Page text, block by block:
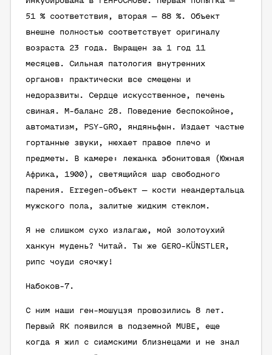
51 % соответствия, вторая — 88 %. Объект
внешне полностью соответствует оригиналу
возраста 23 года. Выращен за 1 год 11
месяцев. Сильная патология внутренних
органов: практически все смещены и
недоразвиты. Сердце искусственное, печень
свиная. M-баланс 28. Поведение беспокойное,
автоматизм, PSY-GRO, яндяньфын. Издает частые
гортанные звуки, нюхает правое плечо и
предметы. В камере: лежанка эбонитовая (Южная
Африка, 1900), светящийся шар свободного
парения. Erregen-объект — кости неандертальца
мужского пола, залитые жидким стеклом.
Я не слишком сухо излагаю, мой золотоухий
ханкун мудень? Читай. Ты же GERO-KÜNSTLER,
рипс чоуди сяочжу!
Набоков-7.
С ним наши ген-мошуцзя провозились 8 лет.
Первый RK появился в подземной MUBE, еще
когда я жил с сиамскими близнецами и не знал